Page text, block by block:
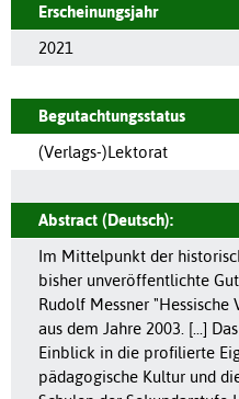
Erscheinungsjahr
2021
Begutachtungsstatus
(Verlags-)Lektorat
Abstract (Deutsch):
Im Mittelpunkt der
bisher unveröffentlichte
Rudolf Messner "Hessische
aus dem Jahre 2003. [...]
Einblick in die profilierte
pädagogische Kultur und